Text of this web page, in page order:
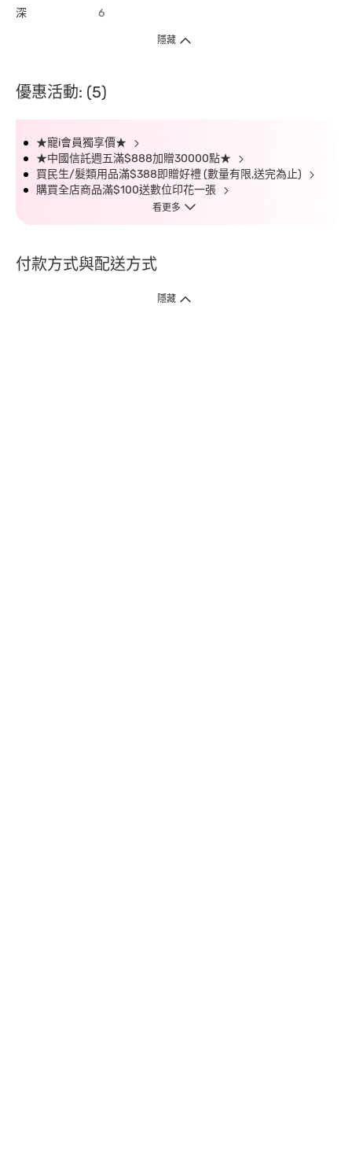
深 6
隱藏
優惠活動: (5)
★寵i會員獨享價★
★中國信託週五滿$888加贈30000點★
買民生/髮類用品滿$388即贈好禮 (數量有限,送完為止)
購買全店商品滿$100送數位印花一張
看更多
付款方式與配送方式
隱藏